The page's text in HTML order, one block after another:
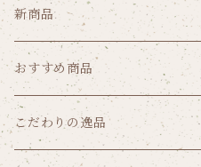
新商品
おすすめ商品
こだわりの逸品